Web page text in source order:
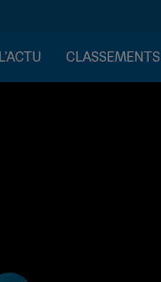
L'ACTU CLASSEMENTS